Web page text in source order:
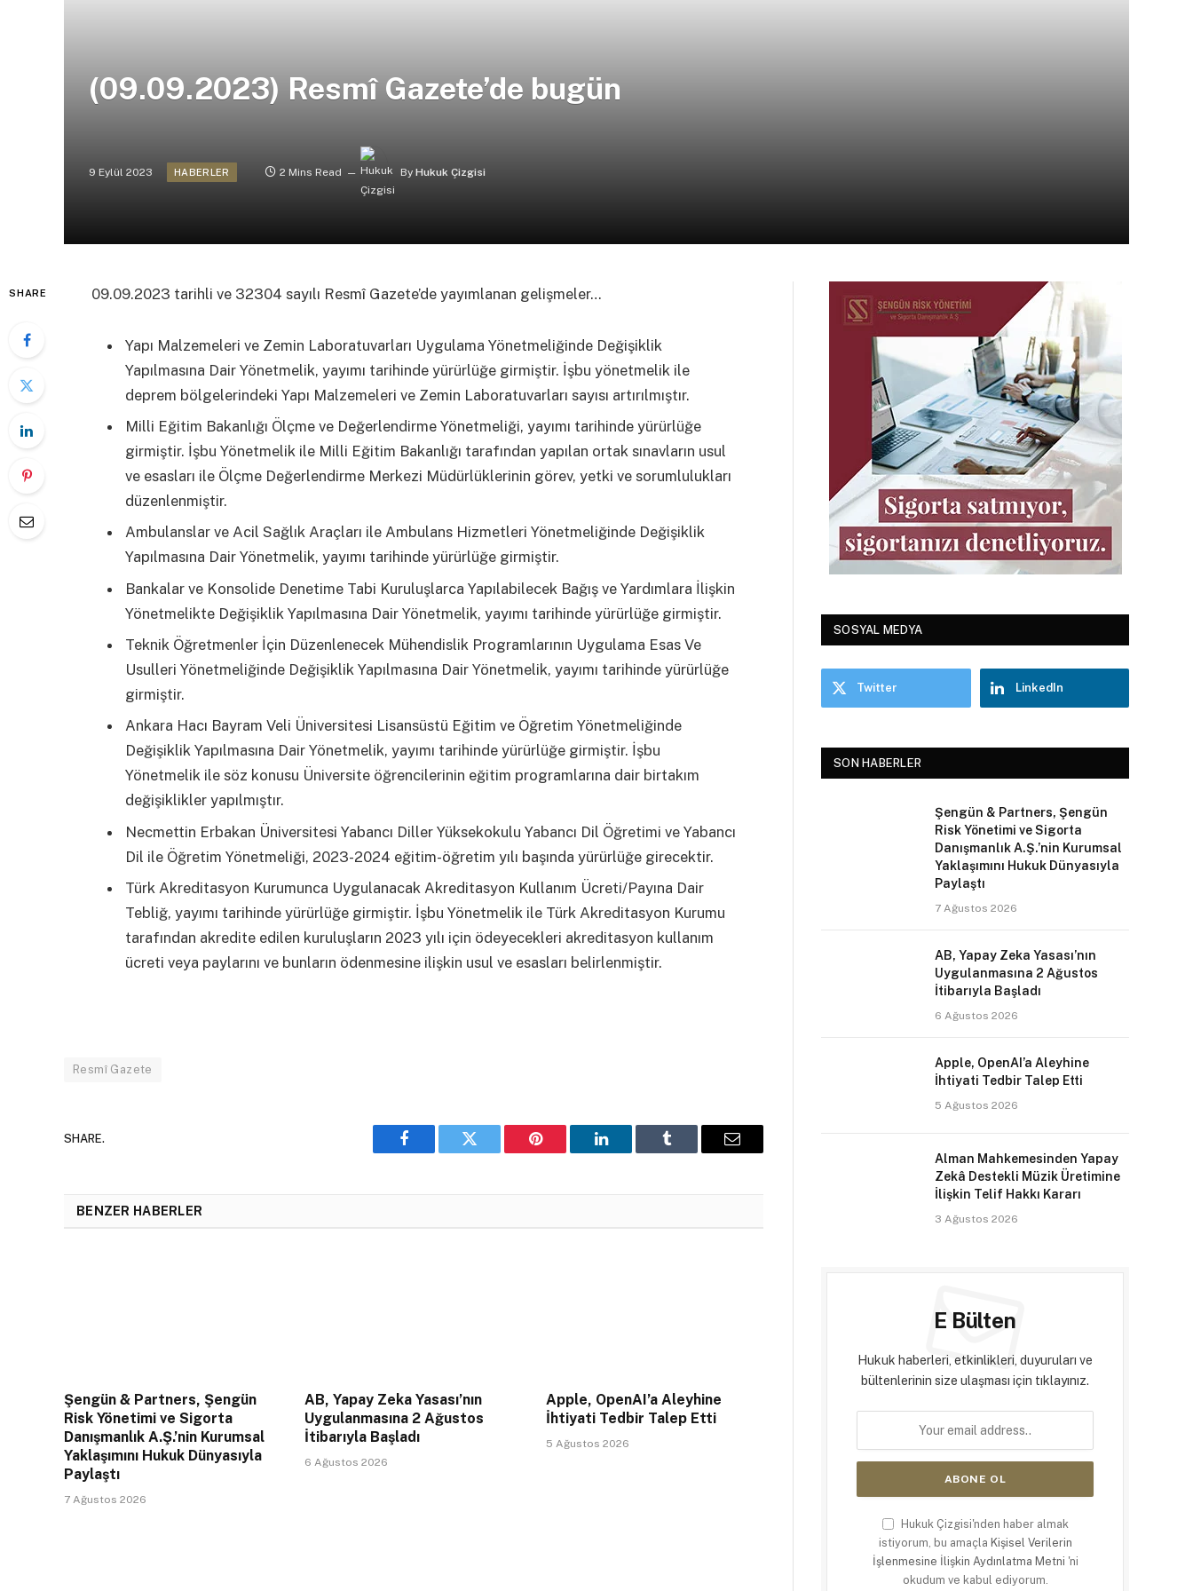
(09.09.2023) Resmî Gazete’de bugün
9 Eylül 2023 HABERLER 2 Mins Read By Hukuk Çizgisi
SHARE 09.09.2023 tarihli ve 32304 sayılı Resmî Gazete’de yayımlanan gelişmeler…
Yapı Malzemeleri ve Zemin Laboratuvarları Uygulama Yönetmeliğinde Değişiklik
Yapılmasına Dair Yönetmelik, yayımı tarihinde yürürlüğe girmiştir. İşbu yönetmelik ile
deprem bölgelerindeki Yapı Malzemeleri ve Zemin Laboratuvarları sayısı artırılmıştır.
Milli Eğitim Bakanlığı Ölçme ve Değerlendirme Yönetmeliği, yayımı tarihinde yürürlüğe
girmiştir. İşbu Yönetmelik ile Milli Eğitim Bakanlığı tarafından yapılan ortak sınavların usul
ve esasları ile Ölçme Değerlendirme Merkezi Müdürlüklerinin görev, yetki ve sorumlulukları
düzenlenmiştir.
Ambulanslar ve Acil Sağlık Araçları ile Ambulans Hizmetleri Yönetmeliğinde Değişiklik
Yapılmasına Dair Yönetmelik, yayımı tarihinde yürürlüğe girmiştir.
Bankalar ve Konsolide Denetime Tabi Kuruluşlarca Yapılabilecek Bağış ve Yardımlara İlişkin
Yönetmelikte Değişiklik Yapılmasına Dair Yönetmelik, yayımı tarihinde yürürlüğe girmiştir.
Teknik Öğretmenler İçin Düzenlenecek Mühendislik Programlarının Uygulama Esas Ve
Usulleri Yönetmeliğinde Değişiklik Yapılmasına Dair Yönetmelik, yayımı tarihinde yürürlüğe
girmiştir.
Ankara Hacı Bayram Veli Üniversitesi Lisansüstü Eğitim ve Öğretim Yönetmeliğinde
Değişiklik Yapılmasına Dair Yönetmelik, yayımı tarihinde yürürlüğe girmiştir. İşbu
Yönetmelik ile söz konusu Üniversite öğrencilerinin eğitim programlarına dair birtakım
değişiklikler yapılmıştır.
Necmettin Erbakan Üniversitesi Yabancı Diller Yüksekokulu Yabancı Dil Öğretimi ve Yabancı
Dil ile Öğretim Yönetmeliği, 2023-2024 eğitim-öğretim yılı başında yürürlüğe girecektir.
Türk Akreditasyon Kurumunca Uygulanacak Akreditasyon Kullanım Ücreti/Payına Dair
Tebliğ, yayımı tarihinde yürürlüğe girmiştir. İşbu Yönetmelik ile Türk Akreditasyon Kurumu
tarafından akredite edilen kuruluşların 2023 yılı için ödeyecekleri akreditasyon kullanım
ücreti veya paylarını ve bunların ödenmesine ilişkin usul ve esasları belirlenmiştir.
Resmî Gazete
SHARE.
Facebook Twitter Pinterest LinkedIn Tumblr Email
BENZER HABERLER
Şengün & Partners, Şengün
Risk Yönetimi ve Sigorta
Danışmanlık A.Ş.’nin Kurumsal
Yaklaşımını Hukuk Dünyasıyla
Paylaştı
7 Ağustos 2026
AB, Yapay Zeka Yasası’nın
Uygulanmasına 2 Ağustos
İtibarıyla Başladı
6 Ağustos 2026
Apple, OpenAI’a Aleyhine
İhtiyati Tedbir Talep Etti
5 Ağustos 2026
SOSYAL MEDYA
Twitter LinkedIn
SON HABERLER
Şengün & Partners, Şengün
Risk Yönetimi ve Sigorta
Danışmanlık A.Ş.’nin Kurumsal
Yaklaşımını Hukuk Dünyasıyla
Paylaştı
7 Ağustos 2026
AB, Yapay Zeka Yasası’nın
Uygulanmasına 2 Ağustos
İtibarıyla Başladı
6 Ağustos 2026
Apple, OpenAI’a Aleyhine
İhtiyati Tedbir Talep Etti
5 Ağustos 2026
Alman Mahkemesinden Yapay
Zekâ Destekli Müzik Üretimine
İlişkin Telif Hakkı Kararı
3 Ağustos 2026
E Bülten
Hukuk haberleri, etkinlikleri, duyuruları ve
bültenlerinin size ulaşması için tıklayınız.
Hukuk Çizgisi'nden haber almak
istiyorum, bu amaçla Kişisel Verilerin
İşlenmesine İlişkin Aydınlatma Metni 'ni
okudum ve kabul ediyorum.